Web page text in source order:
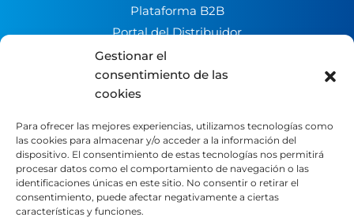
Gestionar el
consentimiento de las
cookies
Para ofrecer las mejores experiencias, utilizamos tecnologías como
las cookies para almacenar y/o acceder a la información del
dispositivo. El consentimiento de estas tecnologías nos permitirá
procesar datos como el comportamiento de navegación o las
identificaciones únicas en este sitio. No consentir o retirar el
consentimiento, puede afectar negativamente a ciertas
características y funciones.
Plataforma B2B
Portal del Distribuidor
Contacto
Trabaja con nosotros
Canal de denuncias
LEGAL
Aviso Legal
Política de Privacidad